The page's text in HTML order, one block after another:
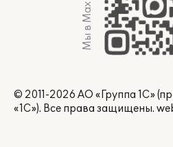
Мы в Max
© 2011-2026 АО «Группа 1С»
«1С»). Все права защищены.